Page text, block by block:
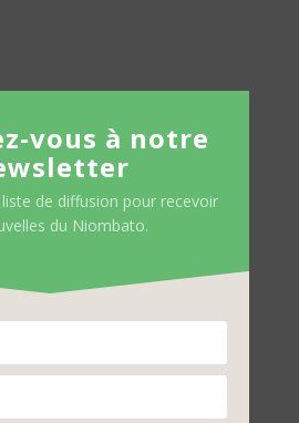
vous à notre
de diffusion pour recevoir
du Niombato.